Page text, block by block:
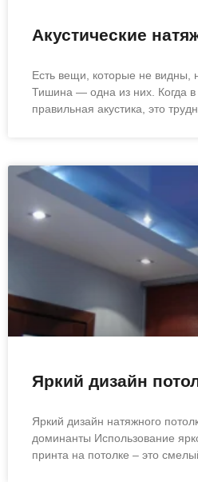
Акустические
Есть вещи, которые не видны,
Тишина — одна из них. Когда
правильная акустика, это
Яркий дизайн
Яркий дизайн натяжного
доминанты Использование
принта на потолке – это